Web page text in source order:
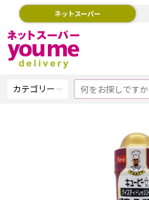
ネットスーパー
カテゴリー